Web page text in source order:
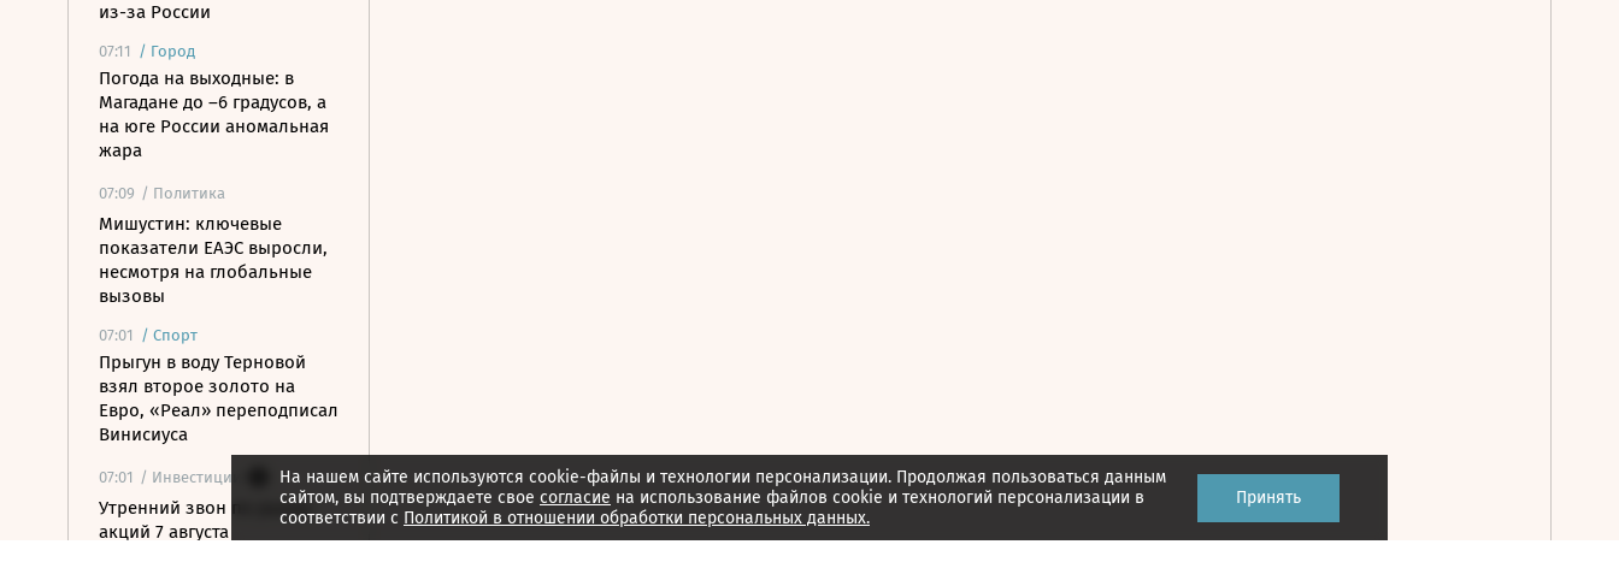
из-за России
07:11 / Город
Погода на выходные: в
Магадане до –6 градусов, а
на юге России аномальная
жара
07:09 / Политика
Мишустин: ключевые
показатели ЕАЭС выросли,
несмотря на глобальные
вызовы
07:01 / Спорт
Прыгун в воду Терновой
взял второе золото на
Евро, «Реал» переподписал
Винисиуса
07:01 / Инвестиции
Утренний звон по рынку
акций 7 августа
На нашем сайте используются cookie-файлы и технологии персонализации. Продолжая пользоваться данным
сайтом, вы подтверждаете свое согласие на использование файлов cookie и технологий персонализации в
соответствии с Политикой в отношении обработки персональных данных.
Принять